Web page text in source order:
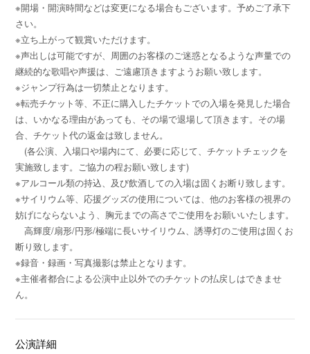
※開場・開演時間などは変更になる場合もございます。予めご了承下
さい。
※立ち上がって観賞いただけます。
※声出しは可能ですが、周囲のお客様のご迷惑となるような声量での
継続的な歌唱や声援は、ご遠慮頂きますようお願い致します。
※ジャンプ行為は一切禁止となります。
※転売チケット等、不正に購入したチケットでの入場を発見した場合
は、いかなる理由があっても、その場で退場して頂きます。その場
合、チケット代の返金は致しません。
(各公演、入場口や場内にて、必要に応じて、チケットチェックを
実施致します。ご協力の程お願い致します)
※アルコール類の持込、及び飲酒しての入場は固くお断り致します。
※サイリウム等、応援グッズの使用については、他のお客様の視界の
妨げにならないよう、胸元までの高さでご使用をお願いいたします。
高輝度/扇形/円形/極端に長いサイリウム、誘導灯のご使用は固くお
断り致します。
※録音・録画・写真撮影は禁止となります。
※主催者都合による公演中止以外でのチケットの払戻しはできませ
ん。
公演詳細